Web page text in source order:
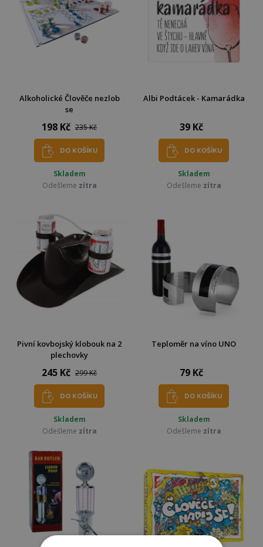
Alkoholické Člověče nezlob
se
198 Kč 235 Kč
DO KOŠÍKU
Skladem
Odešleme zítra
Albi Podtácek - Kamarádka
39 Kč
DO KOŠÍKU
Skladem
Odešleme zítra
Pivní kovbojský klobouk na 2
plechovky
245 Kč 299 Kč
DO KOŠÍKU
Skladem
Odešleme zítra
Teploměr na víno UNO
79 Kč
DO KOŠÍKU
Skladem
Odešleme zítra